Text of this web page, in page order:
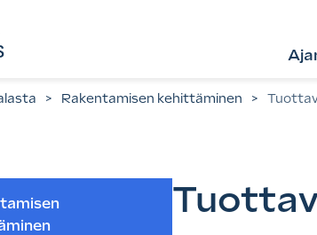
> Rakentamisen kehittäminen >